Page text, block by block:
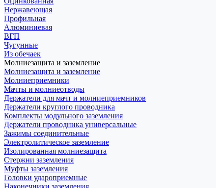
Нержавеющая
Профильная
Алюминиевая
ВГП
Чугунные
Из обечаек
Молниезащита и заземление
Молниезащита и заземление
Молниеприемники
Мачты и молниеотводы
Держатели для мачт и молниеприемников
Держатели круглого проводника
Комплекты модульного заземления
Держатели проводника универсальные
Зажимы соединительные
Электролитическое заземление
Изолированная молниезащита
Стержни заземления
Муфты заземления
Головки удароприемные
Наконечники заземления